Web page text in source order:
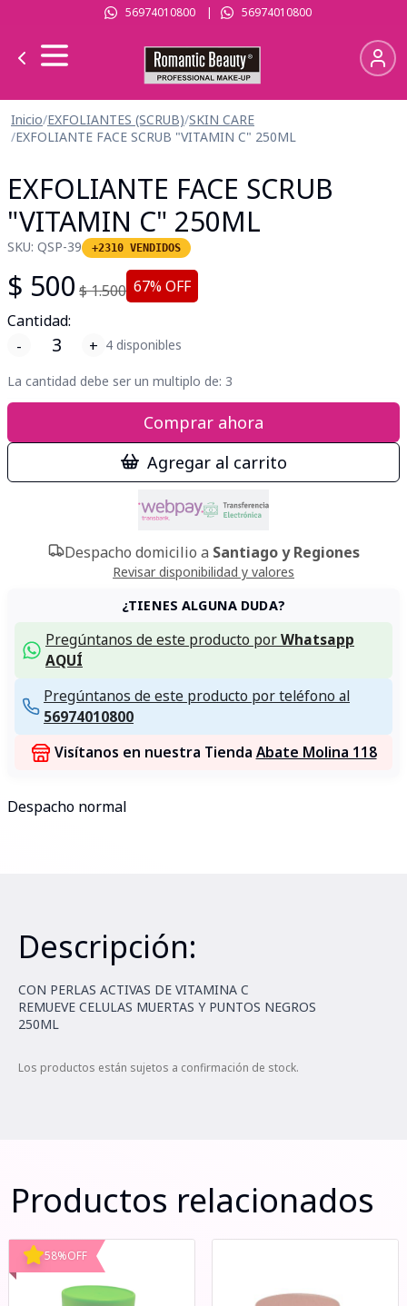
56974010800| 56974010800
Inicio/EXFOLIANTES (SCRUB)/SKIN CARE
/EXFOLIANTE FACE SCRUB "VITAMIN C" 250ML
EXFOLIANTE FACE SCRUB
"VITAMIN C" 250ML
SKU: QSP-39 +2310 VENDIDOS
$ 500 $1.500 67% OFF
Cantidad:
-
+ 4 disponibles
La cantidad debe ser un multiplo de: 3
Comprar ahora
Agregar al carrito
Despacho domicilio a Santiago y Regiones
Revisar disponibilidad y valores
¿TIENES ALGUNA DUDA?
Pregúntanos de este producto porWhatsapp
AQUÍ
Pregúntanos de este producto por teléfono al
56974010800
Visítanos en nuestra Tienda Abate Molina 118
Despacho normal
Descripción:
CON PERLAS ACTIVAS DE VITAMINA C
REMUEVE CELULAS MUERTAS Y PUNTOS NEGROS
250ML
Los productos están sujetos a confirmación de stock.
Productos relacionados
58%OFF